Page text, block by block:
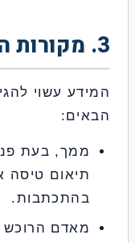
עשוי להגיע
בעת פנייה,
טיסה או
הרוכש עבורך